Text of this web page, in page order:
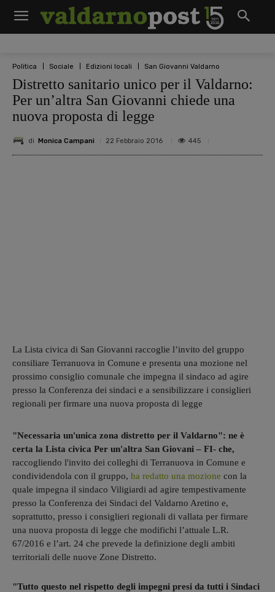
Politica Sociale Edizioni locali San Giovanni Valdarno
Distretto sanitario unico per il Valdarno:
Per un’altra San Giovanni chiede una
nuova proposta di legge
di Monica Campani 22 Febbraio 2016 445
La Lista civica di San Giovanni raccoglie l’invito del gruppo
consiliare Terranuova in Comune e presenta una mozione nel
prossimo consiglio comunale che impegna il sindaco ad agire
presso la Conferenza dei sindaci e a sensibilizzare i consiglieri
regionali per firmare una nuova proposta di legge
"Necessaria un'unica zona distretto per il Valdarno": ne è
certa la Lista civica Per un'altra San Giovani – FI- che,
raccogliendo l'invito dei colleghi di Terranuova in Comune e
condividendola con il gruppo, ha redatto una mozione con la
quale impegna il sindaco Viligiardi ad agire tempestivamente
presso la Conferenza dei Sindaci del Valdarno Aretino e,
soprattutto, presso i consiglieri regionali di vallata per firmare
una nuova proposta di legge che modifichi l’attuale L.R.
67/2016 e l’art. 24 che prevede la definizione degli ambiti
territoriali delle nuove Zone Distretto.
"Tutto questo nel rispetto degli impegni presi da tutti i Sindaci